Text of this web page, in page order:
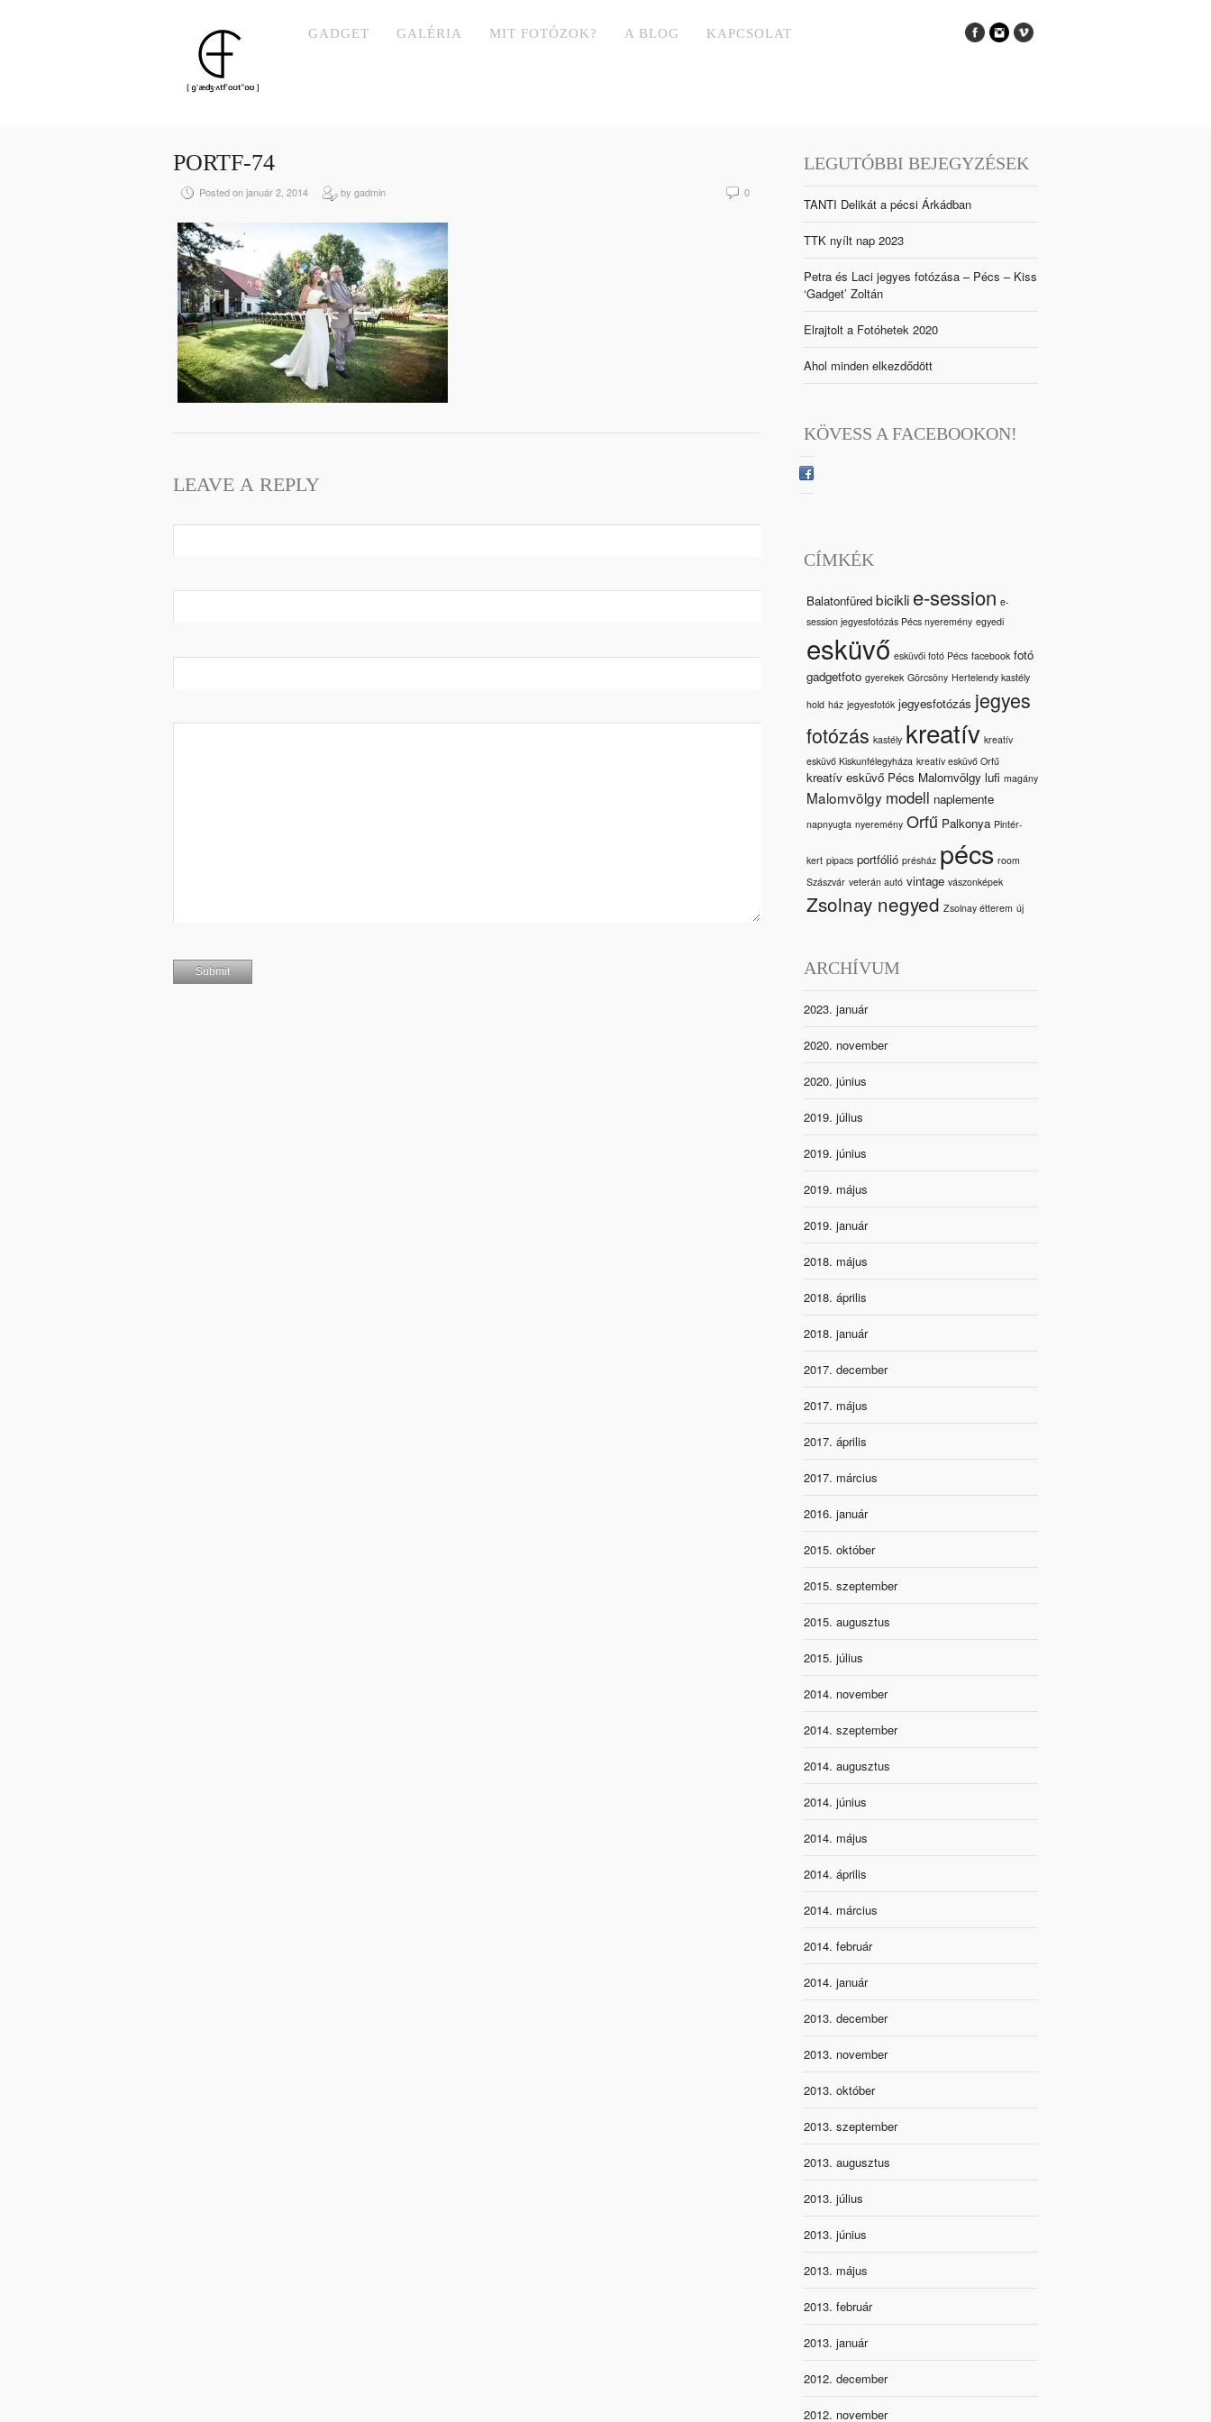
GADGET GALÉRIA MIT FOTÓZOK? A BLOG KAPCSOLAT
PORTF-74
Posted on január 2, 2014 by gadmin 0
LEAVE A REPLY
LEGUTÓBBI BEJEGYZÉSEK
TANTI Delikát a pécsi Árkádban
TTK nyílt nap 2023
Petra és Laci jegyes fotózása – Pécs – Kiss
‘Gadget’ Zoltán
Elrajtolt a Fotóhetek 2020
Ahol minden elkezdődött
KÖVESS A FACEBOOKON!
CÍMKÉK
Balatonfüred bicikli e-session e-
session jegyesfotózás Pécs nyeremény egyedi
esküvő esküvői fotó Pécs facebook fotó
gadgetfoto gyerekek Görcsöny Hertelendy kastély
hold ház jegyesfotók jegyesfotózás jegyes
fotózás kastély kreatív kreatív
esküvő Kiskunfélegyháza kreatív esküvő Orfű
kreatív esküvő Pécs Malomvölgy lufi magány
Malomvölgy modell naplemente
napnyugta nyeremény Orfű Palkonya Pintér-
kert pipacs portfólió présház pécs room
Szászvár veterán autó vintage vászonképek
Zsolnay negyed Zsolnay étterem új
ARCHÍVUM
2023. január
2020. november
2020. június
2019. július
2019. június
2019. május
2019. január
2018. május
2018. április
2018. január
2017. december
2017. május
2017. április
2017. március
2016. január
2015. október
2015. szeptember
2015. augusztus
2015. július
2014. november
2014. szeptember
2014. augusztus
2014. június
2014. május
2014. április
2014. március
2014. február
2014. január
2013. december
2013. november
2013. október
2013. szeptember
2013. augusztus
2013. július
2013. június
2013. május
2013. február
2013. január
2012. december
2012. november